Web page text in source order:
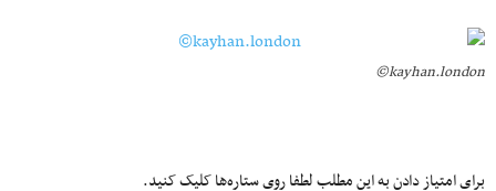
kayhan.london©
برای امتیاز دادن به این مطلب لطفا روی ستاره‌ها کلیک کنید.